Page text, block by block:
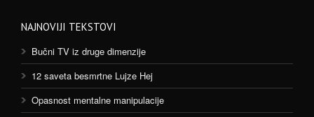
NAJNOVIJI TEKSTOVI
Bučni TV iz druge dimenzije
12 saveta besmrtne Lujze Hej
Opasnost mentalne manipulacije